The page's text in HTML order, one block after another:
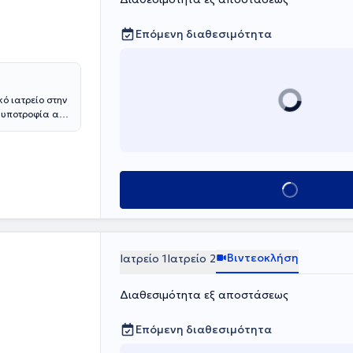
ιατρείο στην
από
σε
της
Επόμενη διαθεσιμότητα
Κλείσε ραντεβού
Ιατρείο 1Ιατρείο 2 Βιντεοκλήση
Διαθεσιμότητα εξ αποστάσεως
Επόμενη διαθεσιμότητα